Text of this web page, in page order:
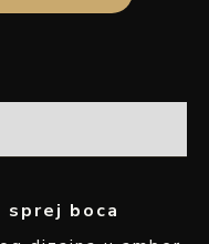
boca